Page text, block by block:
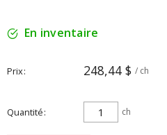
En inventaire
Prix 248,44 $ / ch
Quantité ch